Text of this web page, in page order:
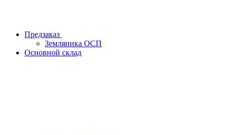
Предзаказ
Земляника ОСП
Основной склад